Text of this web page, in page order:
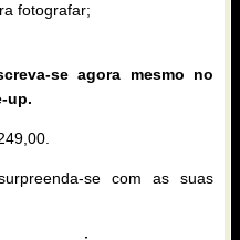
fotografar;
se agora mesmo no
up.
se com as suas